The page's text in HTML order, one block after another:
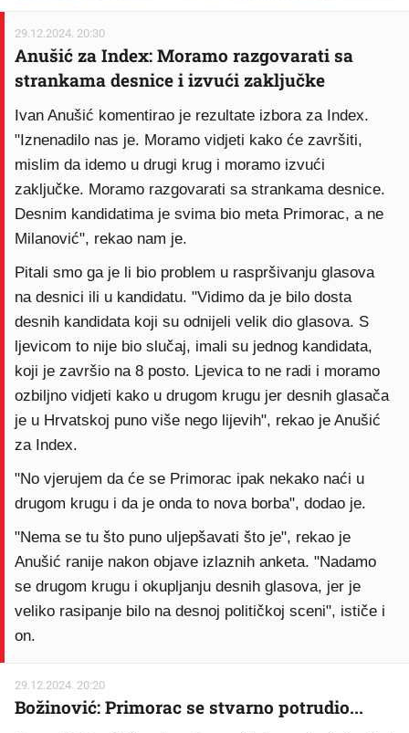
29.12.2024. 20:30
Anušić za Index: Moramo razgovarati sa
strankama desnice i izvući zaključke
Ivan Anušić komentirao je rezultate izbora za Index.
"Iznenadilo nas je. Moramo vidjeti kako će završiti,
mislim da idemo u drugi krug i moramo izvući
zaključke. Moramo razgovarati sa strankama desnice.
Desnim kandidatima je svima bio meta Primorac, a ne
Milanović", rekao nam je.
Pitali smo ga je li bio problem u raspršivanju glasova
na desnici ili u kandidatu. "Vidimo da je bilo dosta
desnih kandidata koji su odnijeli velik dio glasova. S
ljevicom to nije bio slučaj, imali su jednog kandidata,
koji je završio na 8 posto. Ljevica to ne radi i moramo
ozbiljno vidjeti kako u drugom krugu jer desnih glasača
je u Hrvatskoj puno više nego lijevih", rekao je Anušić
za Index.
"No vjerujem da će se Primorac ipak nekako naći u
drugom krugu i da je onda to nova borba", dodao je.
"Nema se tu što puno uljepšavati što je", rekao je
Anušić ranije nakon objave izlaznih anketa. "Nadamo
se drugom krugu i okupljanju desnih glasova, jer je
veliko rasipanje bilo na desnoj političkoj sceni", ističe i
on.
29.12.2024. 20:20
Božinović: Primorac se stvarno potrudio...